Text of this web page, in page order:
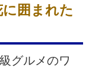
囲まれた
グルメのワ